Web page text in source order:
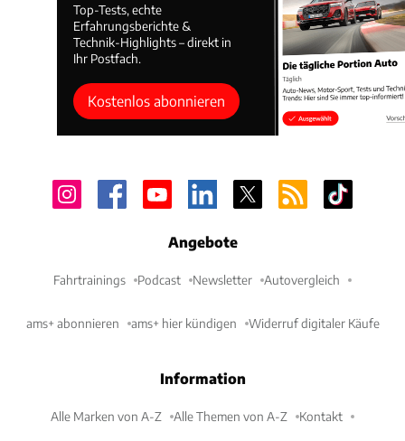
Top-Tests, echte
Erfahrungsberichte &
Technik-Highlights – direkt in
Ihr Postfach.
Kostenlos abonnieren
Angebote
Fahrtrainings Podcast Newsletter Autovergleich
ams+ abonnieren ams+ hier kündigen Widerruf digitaler Käufe
Information
Alle Marken von A-Z Alle Themen von A-Z Kontakt